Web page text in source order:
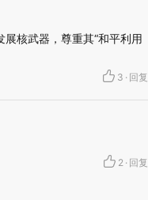
核武器，尊重其“和平利用
3 · 回复
2 · 回复